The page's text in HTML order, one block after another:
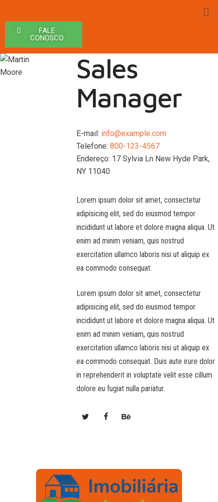
FALE
CONOSCO
Sales
Manager
E-mail: info@example.com
Telefone: 800-123-4567
Endereço: 17 Sylvia Ln New Hyde Park,
NY 11040
Lorem ipsum dolor sit amet, consectetur
adipisicing elit, sed do eiusmod tempor
incididunt ut labore et dolore magna aliqua. Ut
enim ad minim veniam, quis nostrud
exercitation ullamco laboris nisi ut aliquip ex
ea commodo consequat.
Lorem ipsum dolor sit amet, consectetur
adipisicing elit, sed do eiusmod tempor
incididunt ut labore et dolore magna aliqua. Ut
enim ad minim veniam, quis nostrud
exercitation ullamco laboris nisi ut aliquip ex
ea commodo consequat. Duis aute irure dolor
in reprehenderit in voluptate velit esse cillum
dolore eu fugiat nulla pariatur.